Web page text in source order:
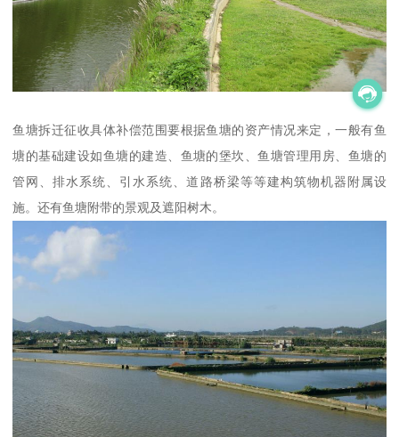
鱼塘拆迁征收具体补偿范围要根据鱼塘的资产情况来定，一般有鱼
塘的基础建设如鱼塘的建造、鱼塘的堡坎、鱼塘管理用房、鱼塘的
管网、排水系统、引水系统、道路桥梁等等建构筑物机器附属设
施。还有鱼塘附带的景观及遮阳树木。